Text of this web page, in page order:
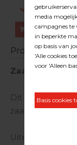
Log in om
Bestellen
Zaagblad
Dit zaagblad is
zaagtafel
Uitermate